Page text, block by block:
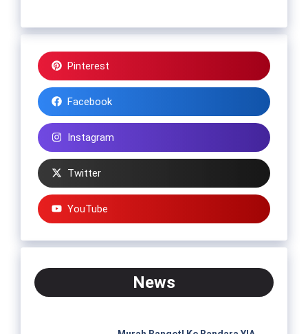
Pinterest
Facebook
Instagram
Twitter
YouTube
News